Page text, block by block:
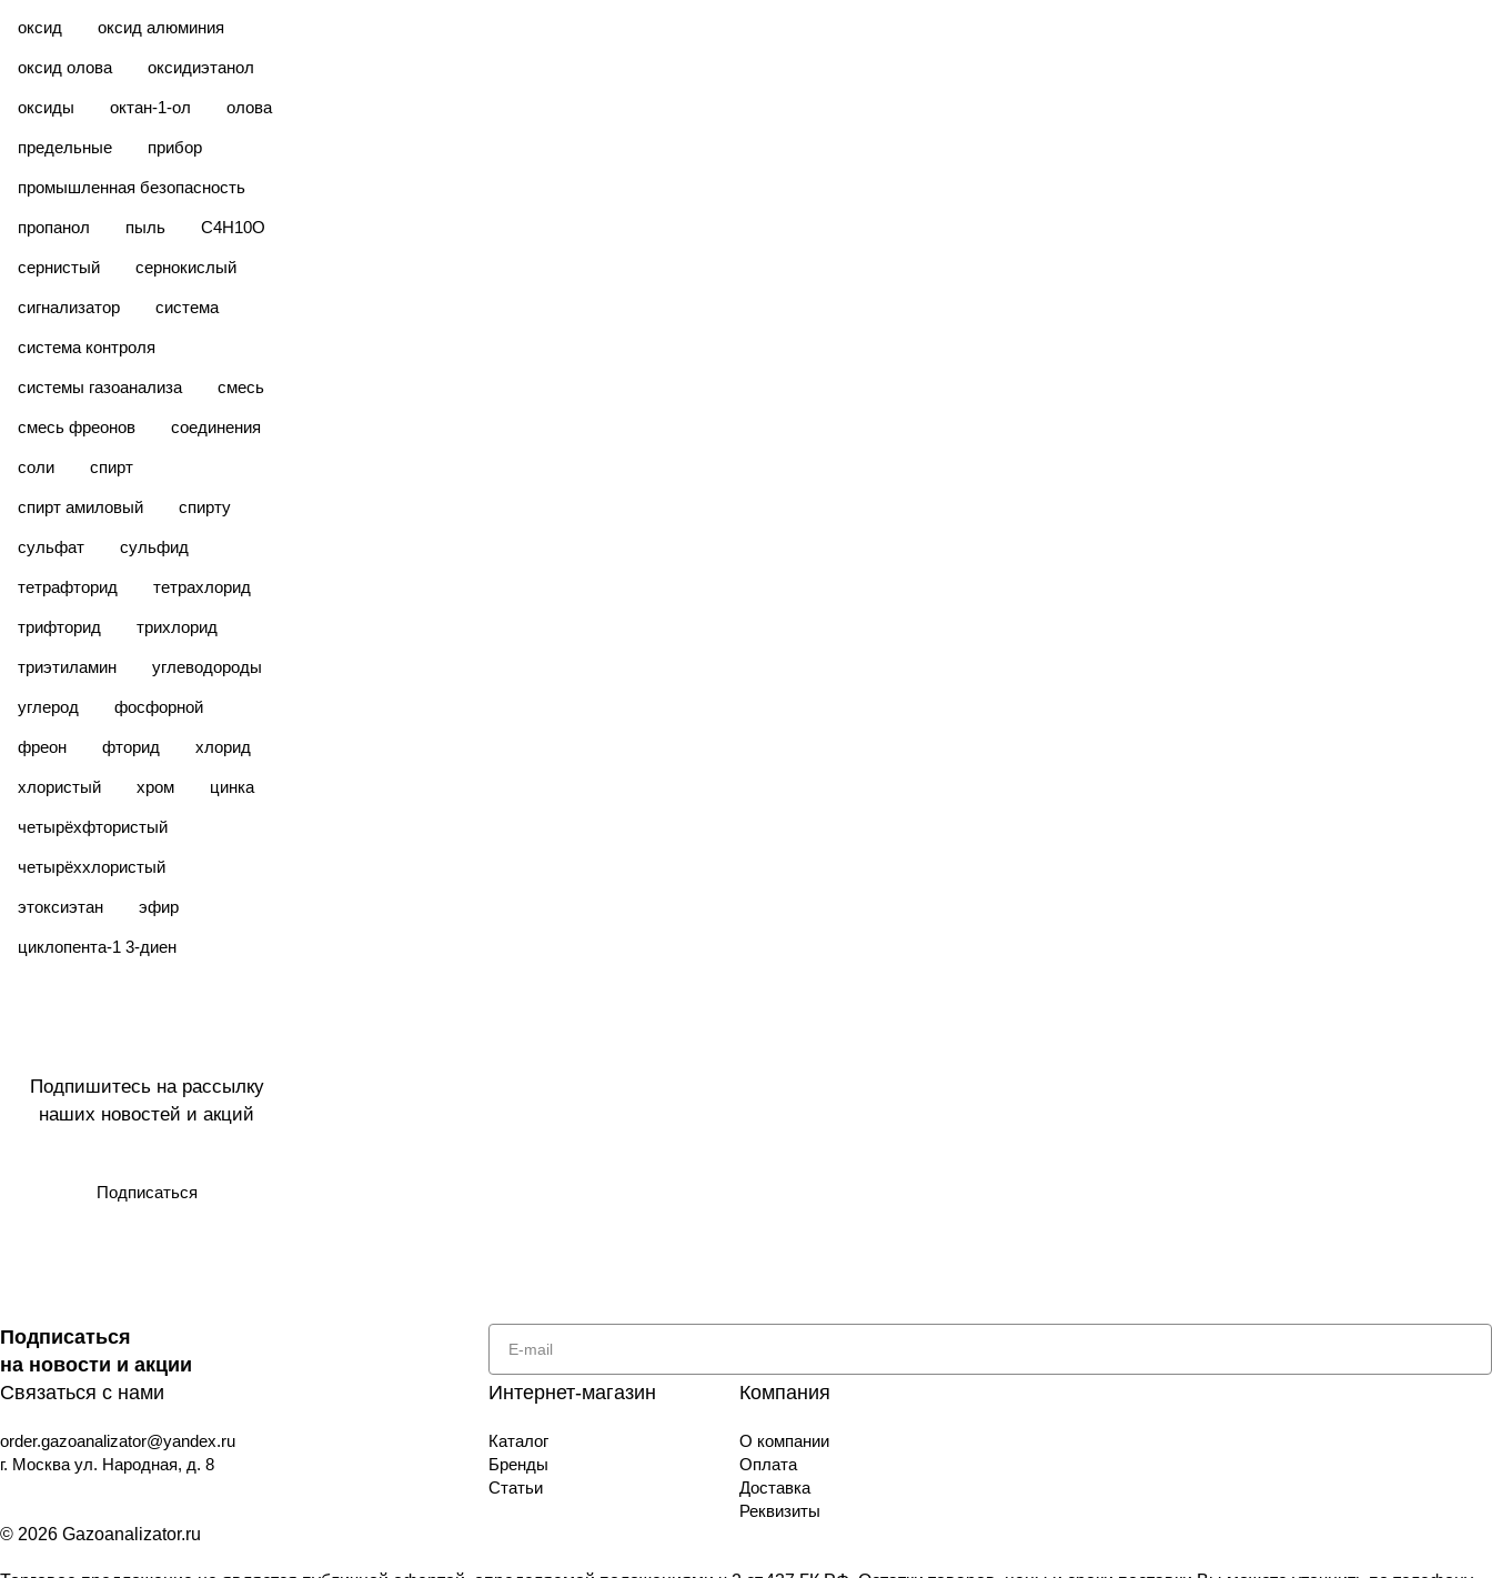
оксид оксид алюминия
оксид олова оксидиэтанол
оксиды октан-1-ол олова
предельные прибор
промышленная безопасность
пропанол пыль С4Н10О
сернистый сернокислый
сигнализатор система
система контроля
системы газоанализа смесь
смесь фреонов соединения
соли спирт
спирт амиловый спирту
сульфат сульфид
тетрафторид тетрахлорид
трифторид трихлорид
триэтиламин углеводороды
углерод фосфорной
фреон фторид хлорид
хлористый хром цинка
четырёхфтористый
четырёххлористый
этоксиэтан эфир
​циклопента-1 3-диен
Подпишитесь на рассылку
наших новостей и акций
Подписаться
Подписаться
на новости и акции
Связаться с нами
order.gazoanalizator@yandex.ru
г. Москва ул. Народная, д. 8
Интернет-магазин
Каталог
Бренды
Статьи
Компания
О компании
Оплата
Доставка
Реквизиты
© 2026 Gazoanalizator.ru